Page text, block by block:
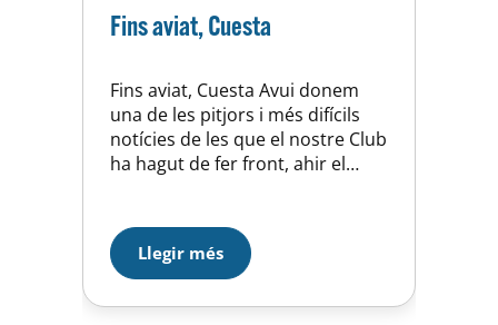
Fins aviat, Cuesta
Fins aviat, Cuesta Avui donem
una de les pitjors i més difícils
notícies de les que el nostre Club
ha hagut de fer front, ahir el
l’edat de 70 anys. Cuesta, així és
com a tots ens agrada
anomenar-lo, ha estat un
referent en…
Llegir més